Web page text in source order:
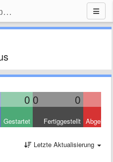
Группа компаний «Цифрабар»
0 0 0
Gestartet Fertiggestellt
Letzte Aktualisierung